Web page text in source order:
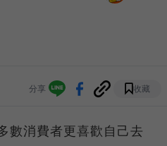
分享 收藏
數消費者更喜歡自己去